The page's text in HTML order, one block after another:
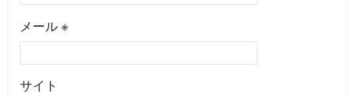
メール ※
サイト